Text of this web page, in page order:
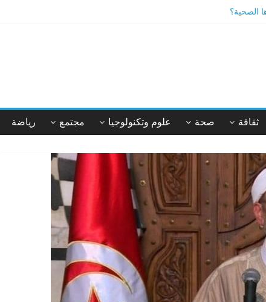
الصحية؟
أم خيال؟
ثقافة صحة علوم وتكنولوجيا مجتمع رياضة